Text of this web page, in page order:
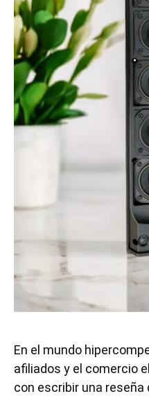
En el mundo
afiliados y el comercio
con escribir una reseña